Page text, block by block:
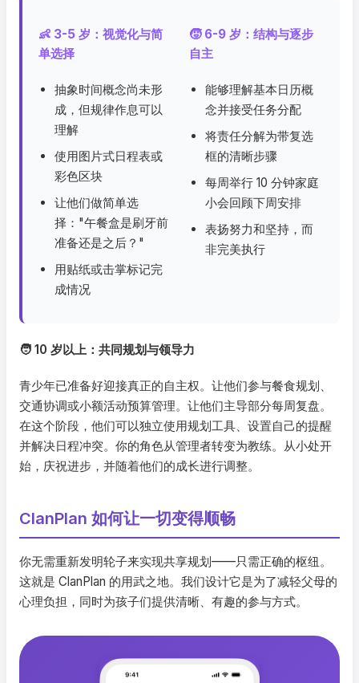
👶 3-5 岁：视觉化与简
单选择
抽象时间概念尚未形
成，但规律作息可以
理解
使用图片式日程表或
彩色区块
让他们做简单选
择："午餐盒是刷牙前
准备还是之后？"
用贴纸或击掌标记完
成情况
🧒 6-9 岁：结构与逐步
自主
能够理解基本日历概
念并接受任务分配
将责任分解为带复选
框的清晰步骤
每周举行 10 分钟家庭
小会回顾下周安排
表扬努力和坚持，而
非完美执行
🧑 10 岁以上：共同规划与领导力
青少年已准备好迎接真正的自主权。让他们参与餐食规划、
交通协调或小额活动预算管理。让他们主导部分每周复盘。
在这个阶段，他们可以独立使用规划工具、设置自己的提醒
并解决日程冲突。你的角色从管理者转变为教练。从小处开
始，庆祝进步，并随着他们的成长进行调整。
ClanPlan 如何让一切变得顺畅
你无需重新发明轮子来实现共享规划——只需正确的枢纽。
这就是 ClanPlan 的用武之地。我们设计它是为了减轻父母的
心理负担，同时为孩子们提供清晰、有趣的参与方式。